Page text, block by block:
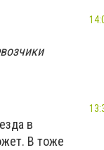
в
В тоже